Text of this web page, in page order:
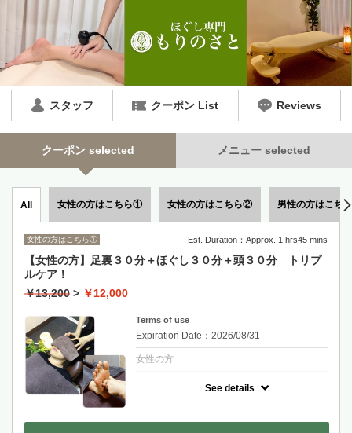
スタッフ クーポン List Reviews
クーポン selected メニュー selected
All 女性の方はこちら① 女性の方はこちら② 男性の方はこちら
女性の方はこちら① Est. Duration：Approx. 1 hrs45 mins
【女性の方】足裏３０分＋ほぐし３０分＋頭３０分 トリプ
ルケア！
￥13,200 > ￥12,000
Terms of use
Expiration Date：2026/08/31
女性の方
See details